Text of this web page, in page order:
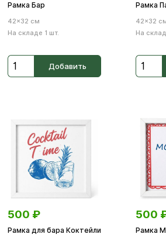
Рамка Бар
42×32 см
На складе 1 шт.
Добавить
Рамка
42×32
На
500 ₽
Рамка для бара Коктейли
500
Рамка